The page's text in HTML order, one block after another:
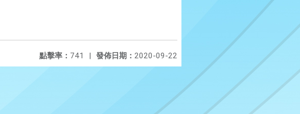
發佈日期： 2020-09-22
點擊率： 741 |